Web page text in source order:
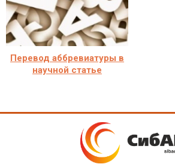
Перевод аббревиатуры в
научной статье